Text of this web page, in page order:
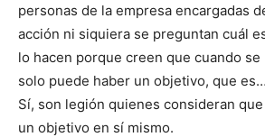
personas de la empresa encargadas
acción ni siquiera se preguntan cuál
lo hacen porque creen que cuando se
solo puede haber un objetivo, que
Sí, son legión quienes consideran
un objetivo en sí mismo.